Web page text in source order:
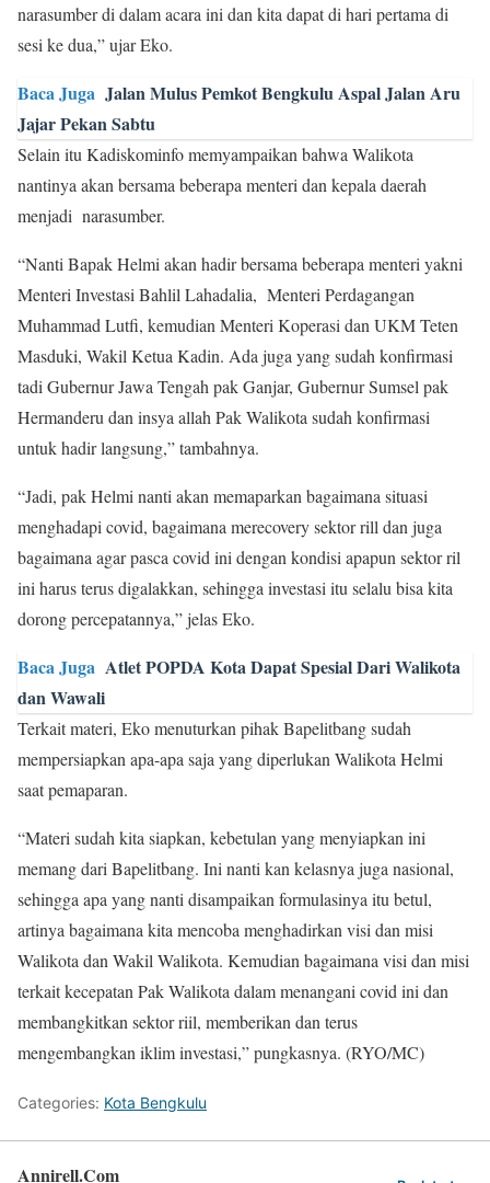
narasumber di dalam acara ini dan kita dapat di hari pertama di
sesi ke dua,” ujar Eko.
Baca Juga Jalan Mulus Pemkot Bengkulu Aspal Jalan Aru
Jajar Pekan Sabtu
Selain itu Kadiskominfo memyampaikan bahwa Walikota
nantinya akan bersama beberapa menteri dan kepala daerah
menjadi narasumber.
“Nanti Bapak Helmi akan hadir bersama beberapa menteri yakni
Menteri Investasi Bahlil Lahadalia, Menteri Perdagangan
Muhammad Lutfi, kemudian Menteri Koperasi dan UKM Teten
Masduki, Wakil Ketua Kadin. Ada juga yang sudah konfirmasi
tadi Gubernur Jawa Tengah pak Ganjar, Gubernur Sumsel pak
Hermanderu dan insya allah Pak Walikota sudah konfirmasi
untuk hadir langsung,” tambahnya.
“Jadi, pak Helmi nanti akan memaparkan bagaimana situasi
menghadapi covid, bagaimana merecovery sektor rill dan juga
bagaimana agar pasca covid ini dengan kondisi apapun sektor ril
ini harus terus digalakkan, sehingga investasi itu selalu bisa kita
dorong percepatannya,” jelas Eko.
Baca Juga Atlet POPDA Kota Dapat Spesial Dari Walikota
dan Wawali
Terkait materi, Eko menuturkan pihak Bapelitbang sudah
mempersiapkan apa-apa saja yang diperlukan Walikota Helmi
saat pemaparan.
“Materi sudah kita siapkan, kebetulan yang menyiapkan ini
memang dari Bapelitbang. Ini nanti kan kelasnya juga nasional,
sehingga apa yang nanti disampaikan formulasinya itu betul,
artinya bagaimana kita mencoba menghadirkan visi dan misi
Walikota dan Wakil Walikota. Kemudian bagaimana visi dan misi
terkait kecepatan Pak Walikota dalam menangani covid ini dan
membangkitkan sektor riil, memberikan dan terus
mengembangkan iklim investasi,” pungkasnya. (RYO/MC)
Categories: Kota Bengkulu
Annirell.Com